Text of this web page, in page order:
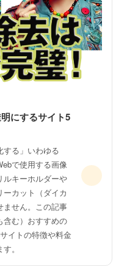
にするサイト5
する」いわゆる
で使用する画像
ルキーホルダーや
カット（ダイカ
ません。この記事
含む）おすすめの
イトの特徴や料金
。